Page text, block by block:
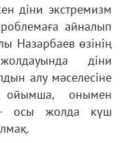
діни экстремизм
айналып
Назарбаев өзінің
діни
алу мәселесіне
ойымша, онымен
– осы жолда күш